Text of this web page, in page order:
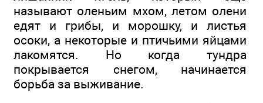
называют оленьим мхом, летом олени
едят и грибы, и морошку, и листья
осоки, а некоторые и птичьими яйцами
лакомятся. Но когда тундра
покрывается снегом, начинается
борьба за выживание.